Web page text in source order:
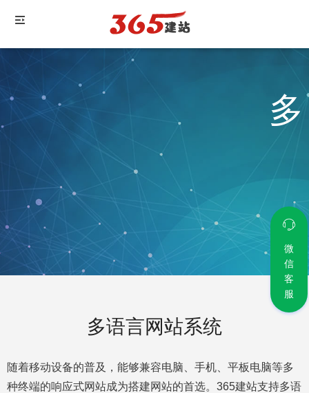
多语言网站系统
随着移动设备的普及，能够兼容电脑、手机、平板电脑等多
种终端的响应式网站成为搭建网站的首选。365建站支持多语
微
信
客
服